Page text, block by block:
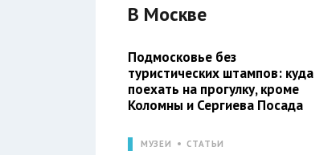
В Москве
Подмосковье без
туристических штампов: куда
поехать на прогулку, кроме
Коломны и Сергиева Посада
МУЗЕИ СТАТЬИ